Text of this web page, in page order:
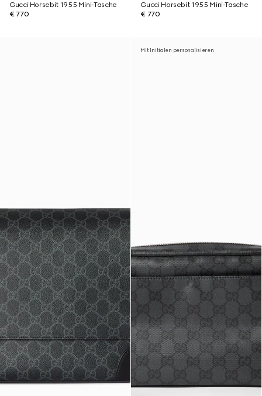
Gucci Horsebit 1955 Mini-Tasche
€ 770
Gucci Horsebit 1955 Mini-Tasche
€ 770
Mit Initialen personalisieren